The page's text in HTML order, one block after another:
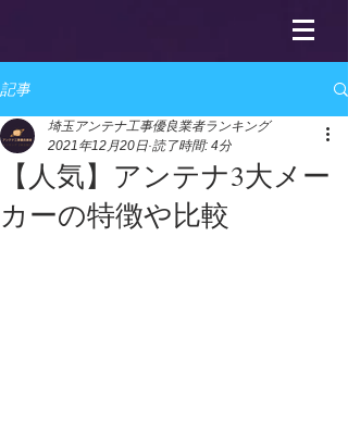
記事
【人気】アンテナ3大メー
カーの特徴や比較
埼玉アンテナ工事優良業者ランキング
2021年12月20日 読了時間: 4分